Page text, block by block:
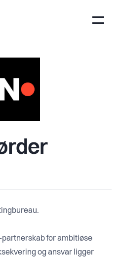
for ambitiøse
og ansvar ligger